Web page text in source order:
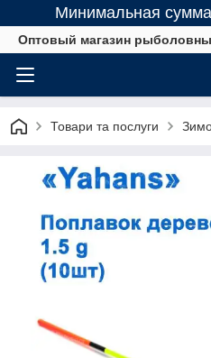
Минимальная сумма
Оптовый магазин
Товари та послуги